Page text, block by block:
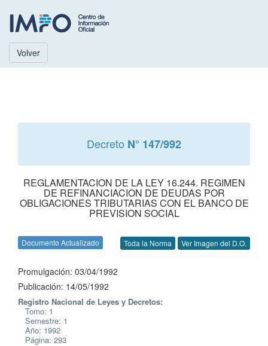
Volver
Decreto N° 147/992
REGLAMENTACION DE LA LEY 16.244. REGIMEN
DE REFINANCIACION DE DEUDAS POR
OBLIGACIONES TRIBUTARIAS CON EL BANCO DE
PREVISION SOCIAL
Documento Actualizado Toda la Norma Ver Imagen del D.O.
Promulgación: 03/04/1992
Publicación: 14/05/1992
Registro Nacional de Leyes y Decretos:
Tomo: 1
Semestre: 1
Año: 1992
Página: 293